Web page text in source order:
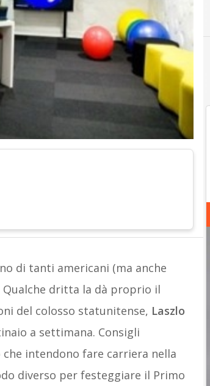
di tanti americani (ma anche
Qualche dritta la dà proprio il
del colosso statunitense, Laszlo
a settimana. Consigli
intendono fare carriera nella
diverso per festeggiare il Primo
G